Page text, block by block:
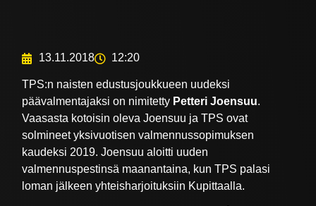
13.11.2018 12:20
TPS:n naisten edustusjoukkueen uudeksi
päävalmentajaksi on nimitetty Petteri Joensuu.
Vaasasta kotoisin oleva Joensuu ja TPS ovat
solmineet yksivuotisen valmennussopimuksen
kaudeksi 2019. Joensuu aloitti uuden
valmennuspestinsä maanantaina, kun TPS palasi
loman jälkeen yhteisharjoituksiin Kupittaalla.